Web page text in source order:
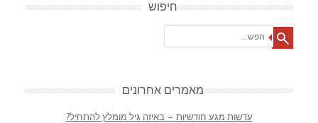
חיפוש
מאמרים אחרונים
עדשות מגע חודשיות – באיזה גיל מומלץ להתחיל?